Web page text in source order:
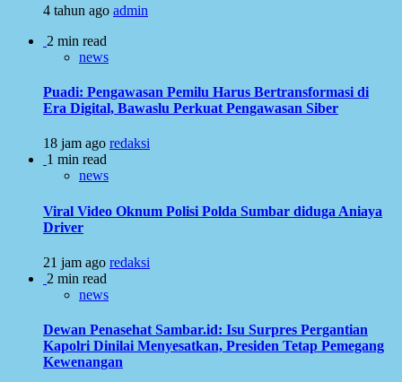
4 tahun ago admin
2 min read
news
Puadi: Pengawasan Pemilu Harus Bertransformasi di
Era Digital, Bawaslu Perkuat Pengawasan Siber
18 jam ago redaksi
1 min read
news
Viral Video Oknum Polisi Polda Sumbar diduga Aniaya
Driver
21 jam ago redaksi
2 min read
news
Dewan Penasehat Sambar.id: Isu Surpres Pergantian
Kapolri Dinilai Menyesatkan, Presiden Tetap Pemegang
Kewenangan